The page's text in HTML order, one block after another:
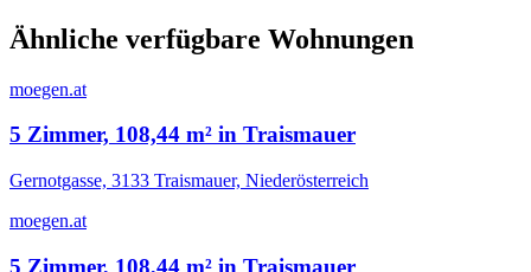
Ähnliche verfügbare Wohnungen
moegen.at
5 Zimmer, 108,44 m² in Traismauer
Gernotgasse, 3133 Traismauer, Niederösterreich
moegen.at
5 Zimmer, 108,44 m² in Traismauer